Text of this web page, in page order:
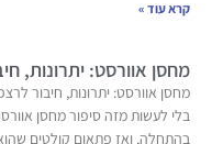
קרא עוד »
מחסן אוורסט: יתרונות,
מחסן אוורסט: יתרונות, חיבור
בלי לעשות מזה סיפור מחסן
בהתחלה, ואז פתאום קולטים